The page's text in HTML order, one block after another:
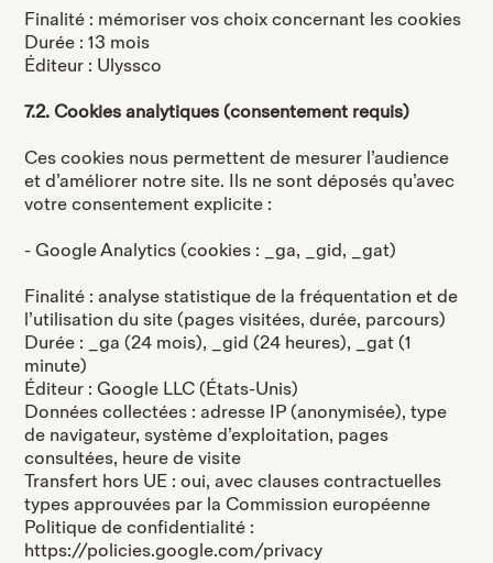
Finalité : mémoriser vos choix concernant les cookies
Durée : 13 mois
Éditeur : Ulyssco
7.2. Cookies analytiques (consentement requis)
Ces cookies nous permettent de mesurer l’audience
et d’améliorer notre site. Ils ne sont déposés qu’avec
votre consentement explicite :
- Google Analytics (cookies : _ga, _gid, _gat)
Finalité : analyse statistique de la fréquentation et de
l’utilisation du site (pages visitées, durée, parcours)
Durée : _ga (24 mois), _gid (24 heures), _gat (1
minute)
Éditeur : Google LLC (États-Unis)
Données collectées : adresse IP (anonymisée), type
de navigateur, système d’exploitation, pages
consultées, heure de visite
Transfert hors UE : oui, avec clauses contractuelles
types approuvées par la Commission européenne
Politique de confidentialité :
https://policies.google.com/privacy